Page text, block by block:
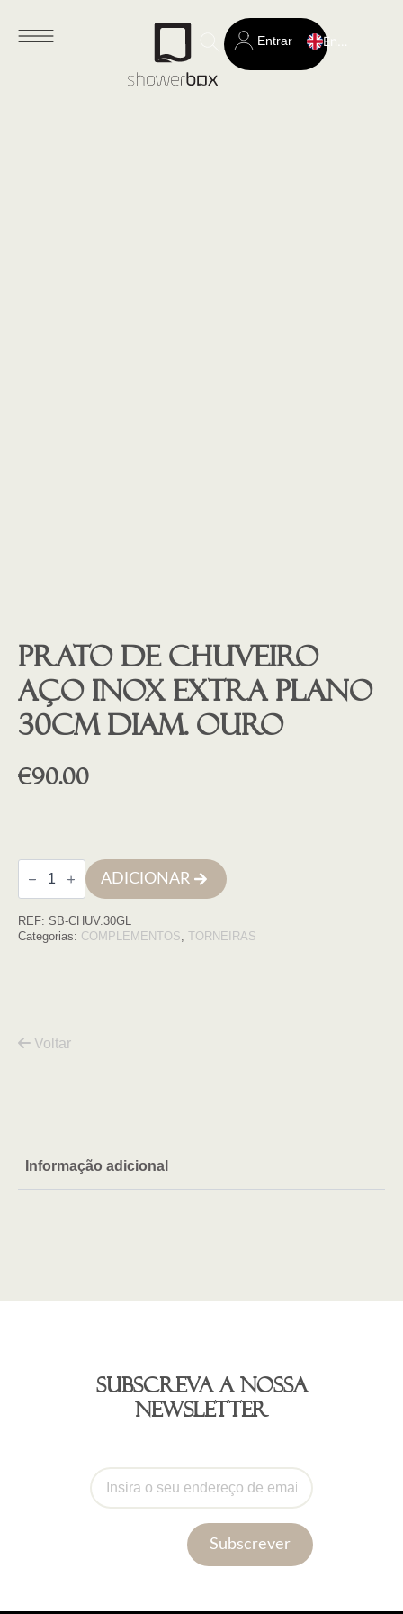
Search
for:
Entrar
Prato de chuveiro
aço inox extra plano
30cm diam. ouro
€90.00
Quantidade
de
Prato
chuveiro
aço
ADICIONAR
REF: SB-CHUV.30GL
Categorias: COMPLEMENTOS, TORNEIRAS
Voltar
Informação adicional
Subscreva a nossa
newsletter
Subscrever